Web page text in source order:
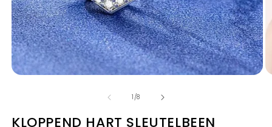
1/van
8
KLOPPEND HART SLEUTELBEEN